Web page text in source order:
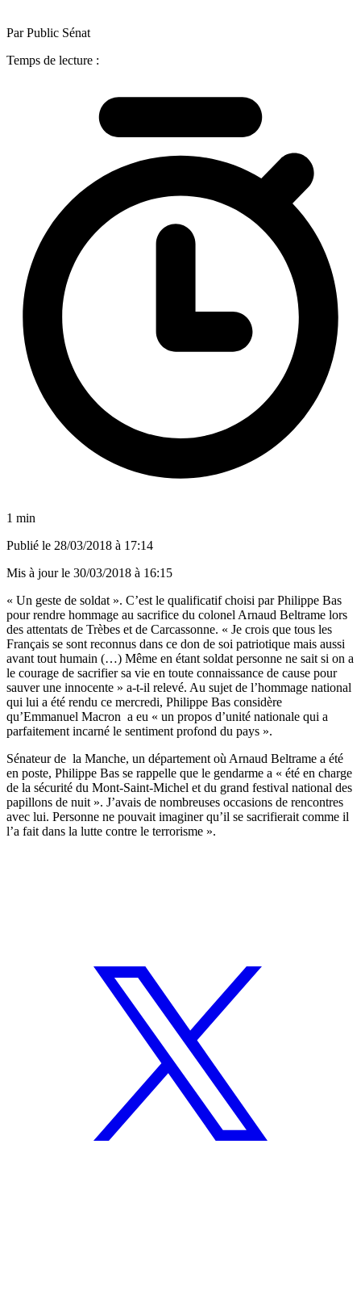
Par Public Sénat
Temps de lecture :
1 min
Publié le 28/03/2018 à 17:14
Mis à jour le 30/03/2018 à 16:15
« Un geste de soldat ». C’est le qualificatif choisi par Philippe Bas
pour rendre hommage au sacrifice du colonel Arnaud Beltrame lors
des attentats de Trèbes et de Carcassonne. « Je crois que tous les
Français se sont reconnus dans ce don de soi patriotique mais aussi
avant tout humain (…) Même en étant soldat personne ne sait si on a
le courage de sacrifier sa vie en toute connaissance de cause pour
sauver une innocente » a-t-il relevé. Au sujet de l’hommage national
qui lui a été rendu ce mercredi, Philippe Bas considère
qu’Emmanuel Macron a eu « un propos d’unité nationale qui a
parfaitement incarné le sentiment profond du pays ».
Sénateur de la Manche, un département où Arnaud Beltrame a été
en poste, Philippe Bas se rappelle que le gendarme a « été en charge
de la sécurité du Mont-Saint-Michel et du grand festival national des
papillons de nuit ». J’avais de nombreuses occasions de rencontres
avec lui. Personne ne pouvait imaginer qu’il se sacrifierait comme il
l’a fait dans la lutte contre le terrorisme ».